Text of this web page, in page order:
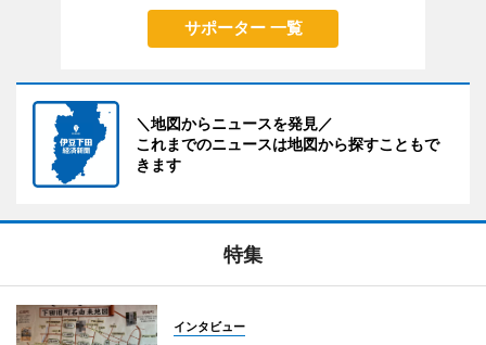
サポーター 一覧
＼地図からニュースを発見／
これまでのニュースは地図から探すこともで
きます
特集
インタビュー